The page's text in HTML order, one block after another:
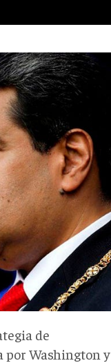
de
por Washington y